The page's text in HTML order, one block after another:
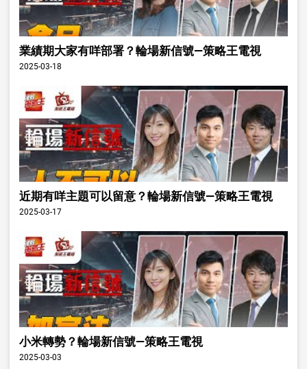
業績期大家有咩部署？輪場新信號—策略王電視
2025-03-18
近期有咩主題可以留意？輪場新信號—策略王電視
2025-03-17
小米轉勢？輪場新信號—策略王電視
2025-03-03